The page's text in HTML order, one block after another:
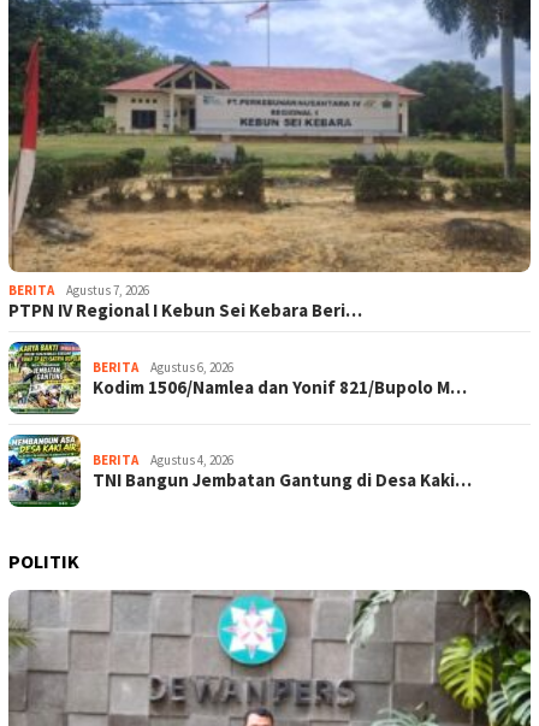
BERITA Agustus 7, 2026
PTPN IV Regional I Kebun Sei Kebara Beri…
BERITA Agustus 6, 2026
Kodim 1506/Namlea dan Yonif 821/Bupolo M…
BERITA Agustus 4, 2026
TNI Bangun Jembatan Gantung di Desa Kaki…
POLITIK